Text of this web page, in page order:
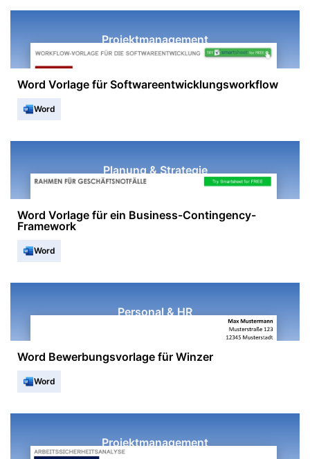
Projektmanagement
Word Vorlage für Softwareentwicklungsworkflow
Word
Planung & Strategie
Word Vorlage für ein Business-Contingency-
Framework
Word
Personal & HR
Word Bewerbungsvorlage für Winzer
Word
Projektmanagement